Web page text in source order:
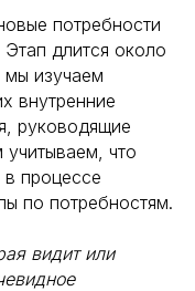
потребности
длится около
мы изучаем
внутренние
руководящие
что
в процессе
по потребностям.
видит или